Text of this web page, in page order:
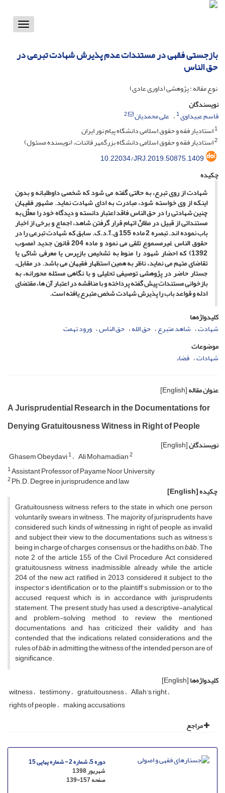
Toggle
‏بازجستی فقهی در مستندات عدم پذیرش شهادت تبرعی در
حق الناس
نوع مقاله : پژوهشی (داوری عادی)
نویسندگان
قاسم عبیداوی1 علی محمدیان
2
1استادیار فقه و حقوق اسلامی دانشگاه پیام نور ایران
2استادیار فقه و حقوق اسلامی دانشگاه بزرگمهر قائنات، (نویسنده مسئول)
10.22034/JRJ.2019.50875.1409
چکیده
شهادت از روی تبرع، به­ حالتی گفته می­ شود که شخصی داوطلبانه و بدون
اینکه از وی خواسته شود، مبادرت به ادای شهادت نماید. مشهور فقیهان
چنین شهادتی را در حق­ الناس فاقد اعتبار دانسته­ و دیدگاه خود را معلّل به
مستنداتی از قبیل در مظانّ اتهام قرار گرفتن شاهد، اجماع و برخی از اخبار
باب نموده ­اند. تبصره 2 ماده 155 ق.آ.د.ک. سابق که شهادت تبرعی را در
حقوق­ الناس غیرمسموع تلقی می­ نمود و ماده 204 قانون جدید (مصوب
1392) که احضار شهود را منوط به تشخیص بازپرس یا معرفی شاکی یا
تقاضای متهم می­ نماید، ناظر به­ همین استظهار فقیهان می­ باشد. در مقابل،
جستار حاضر در پژوهشی توصیفی­ تحلیلی و با نگاهی مسئله­ محورانه، به
بازخوانی مستندات پیش­ گفته پرداخته و با مناقشه در اعتبار آن ­ها، مقتضای
ادله و قواعد باب را پذیرش شهادت شخص متبرع یافته است.
کلیدواژه‌ها
شهادت شاهد متبرع حق الله حق الناس ورود تهمت
موضوعات
شهادات قضاء
عنوان مقاله[English]
A Jurisprudential Research in the Documentations for
Denying Gratuitousness Witness in Right of People
نویسندگان[English]
Ghasem Obeydavi1 Ali Mohamadian2
1Assistant Professor of Payame Noor University
2Ph.D. Degree in jurisprudence and law
چکیده[English]
Gratuitousness witness refers to the state in which one person
voluntarily swears in witness. The majority of jurisprudents have
considered such kinds of witnessing in right of people as invalid
and subject their view to the documentations such as witness’s
being in charge of charges, consensus, or the hadiths onbāb. The
note 2 of the article 155 of the Civil Procedure Act considered
gratuitousness witness inadmissible already, while the article
204 of the new act ratified in 2013 considered it subject to the
inspector’s identification or to the plaintiff’s submission or to the
accused request which is in accordance with jurisprudents
statement. The present study has used a descriptive-analytical
and problem-solving method to review the mentioned
documentations and has criticized their validity and has
contended that the indications related considerations and the
rules ofbābin admitting the witness of the intended person are of
significance.
کلیدواژه‌ها[English]
witness testimony gratuitousness Allah’s right
rights of people making accusations
مراجع
دوره 5، شماره 2 - شماره پیاپی 15
شهریور 1398
صفحه139-157